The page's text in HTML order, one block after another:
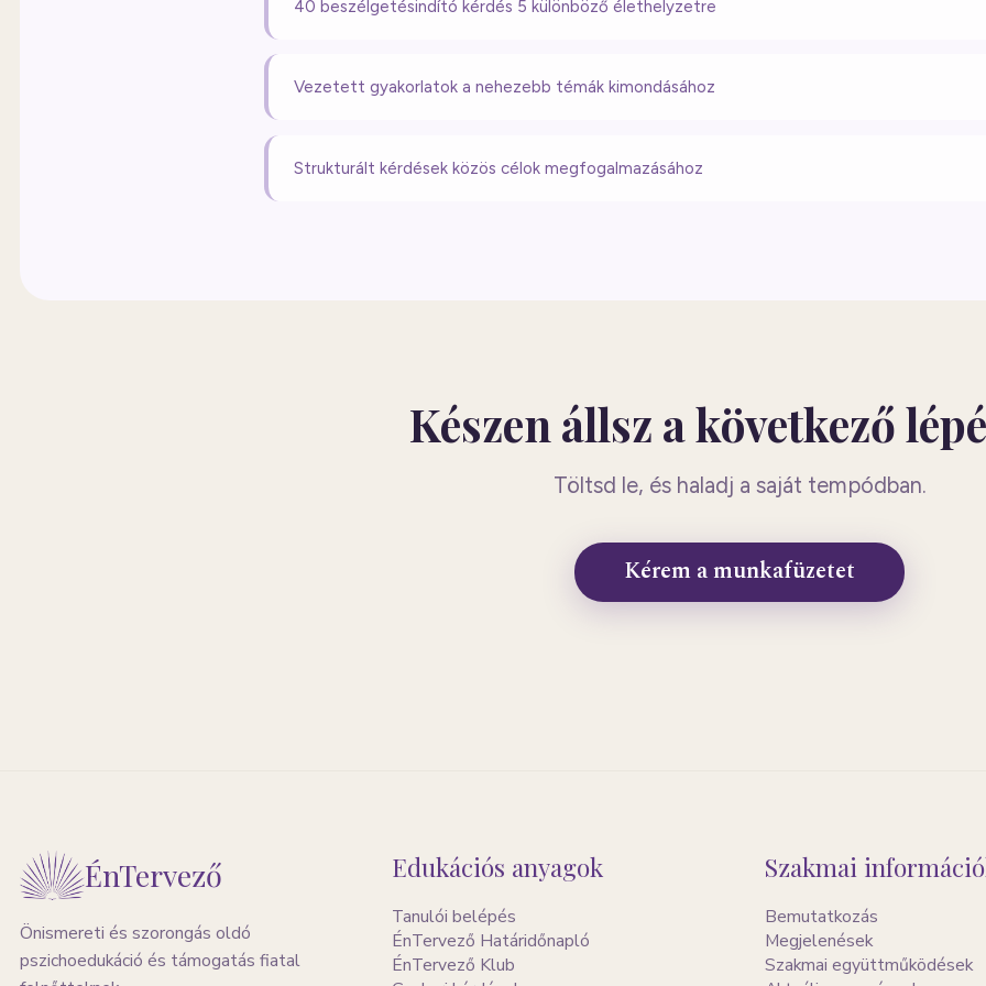
40 beszélgetésindító kérdés 5 különböző élethelyzetre
Vezetett gyakorlatok a nehezebb témák kimondásához
Strukturált kérdések közös célok megfogalmazásához
Készen állsz a következő
Töltsd le, és haladj a saját tempódban.
Kérem a munkafüzetet
ÉnTervező
Önismereti és szorongás oldó
pszichoedukáció és támogatás fiatal
Edukációs anyagok
Tanulói belépés
ÉnTervező Határidőnapló
ÉnTervező Klub
Szakmai
Bemutatkozás
Megjelenések
Szakmai együttműködések